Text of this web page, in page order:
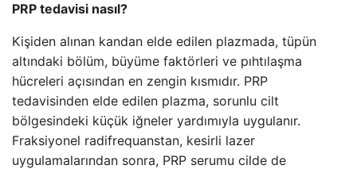
PRP tedavisi nasıl?
Kişiden alınan kandan elde edilen plazmada, tüpün
altındaki bölüm, büyüme faktörleri ve pıhtılaşma
hücreleri açısından en zengin kısmıdır. PRP
tedavisinden elde edilen plazma, sorunlu cilt
bölgesindeki küçük iğneler yardımıyla uygulanır.
Fraksiyonel radifrequanstan, kesirli lazer
uygulamalarından sonra, PRP serumu cilde de